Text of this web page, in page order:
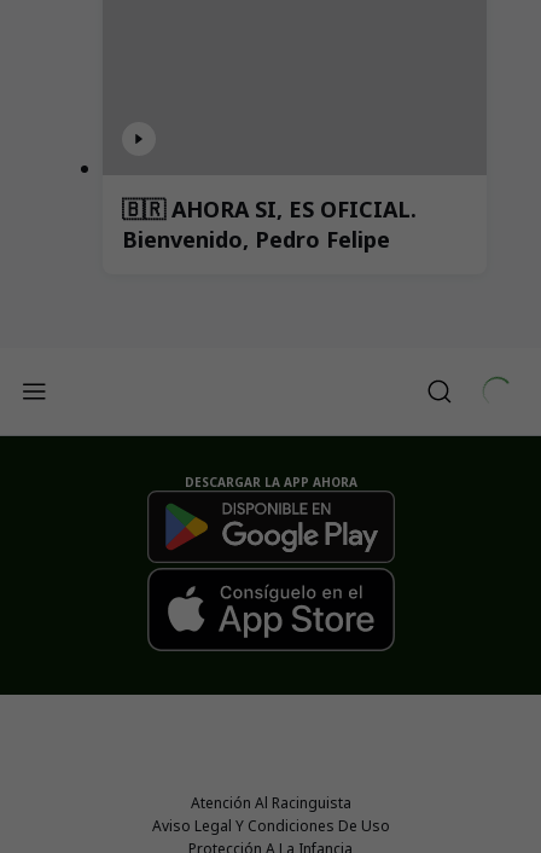
🇧🇷 AHORA SI, ES OFICIAL.
Bienvenido, Pedro Felipe
DESCARGAR LA APP AHORA
Atención Al Racinguista
Aviso Legal Y Condiciones De Uso
Protección A La Infancia